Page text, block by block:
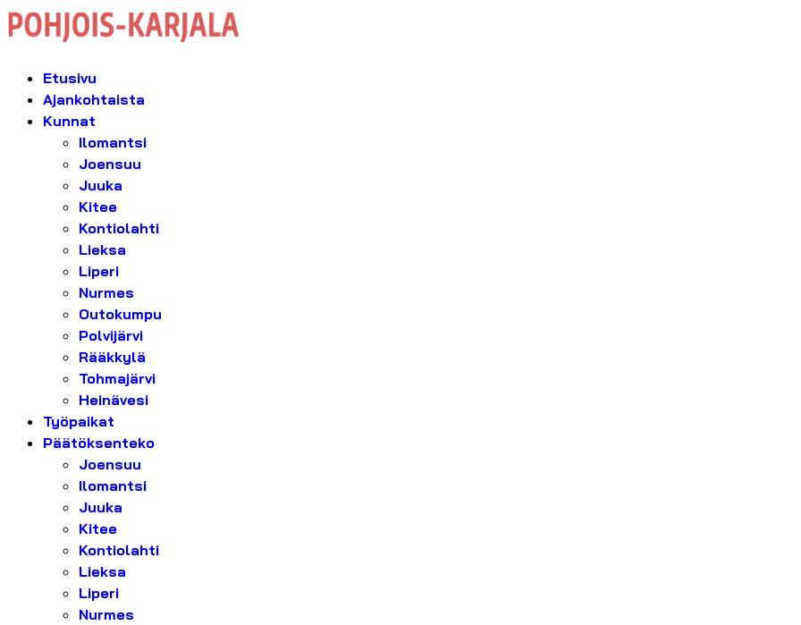
Etusivu
Ajankohtaista
Kunnat
Ilomantsi
Joensuu
Juuka
Kitee
Kontiolahti
Lieksa
Liperi
Nurmes
Outokumpu
Polvijärvi
Rääkkylä
Tohmajärvi
Heinävesi
Työpaikat
Päätöksenteko
Joensuu
Ilomantsi
Juuka
Kitee
Kontiolahti
Lieksa
Liperi
Nurmes